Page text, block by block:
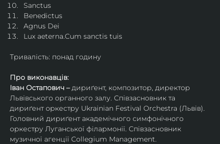
Sanctus
Benedictus
Agnus Dei
Lux aeterna.Cum sanctis tuis
Тривалість: понад годину
Про виконавців:
Іван Остапович – дириґент, композитор, директор
Львівського органного залу. Співзасновник та
дириґент оркестру Ukrainian Festival Orchestra (Львів).
Головний дириґент академічного симфонічного
оркестру Луганської філармонії. Співзасновник
музичної агенції Collegium Management.